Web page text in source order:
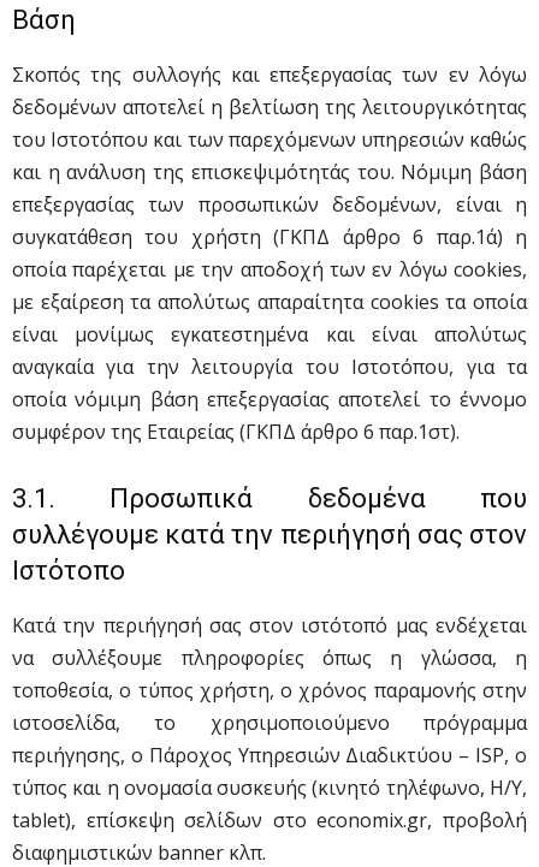
Βάση
Σκοπός της συλλογής και επεξεργασίας των εν λόγω
δεδομένων αποτελεί η βελτίωση της λειτουργικότητας
του Ιστοτόπου και των παρεχόμενων υπηρεσιών καθώς
και η ανάλυση της επισκεψιμότητάς του. Νόμιμη βάση
επεξεργασίας των προσωπικών δεδομένων, είναι η
συγκατάθεση του χρήστη (ΓΚΠΔ άρθρο 6 παρ.1ά) η
οποία παρέχεται με την αποδοχή των εν λόγω cookies,
με εξαίρεση τα απολύτως απαραίτητα cookies τα οποία
είναι μονίμως εγκατεστημένα και είναι απολύτως
αναγκαία για την λειτουργία του Ιστοτόπου, για τα
οποία νόμιμη βάση επεξεργασίας αποτελεί το έννομο
συμφέρον της Εταιρείας (ΓΚΠΔ άρθρο 6 παρ.1στ).
3.1. Προσωπικά δεδομένα που
συλλέγουμε κατά την περιήγησή σας στον
Ιστότοπο
Κατά την περιήγησή σας στον ιστότοπό μας ενδέχεται
να συλλέξουμε πληροφορίες όπως η γλώσσα, η
τοποθεσία, ο τύπος χρήστη, ο χρόνος παραμονής στην
ιστοσελίδα, το χρησιμοποιούμενο πρόγραμμα
περιήγησης, ο Πάροχος Υπηρεσιών Διαδικτύου – ISP, ο
τύπος και η ονομασία συσκευής (κινητό τηλέφωνο, Η/Υ,
tablet), επίσκεψη σελίδων στο economix.gr, προβολή
διαφημιστικών banner κλπ.